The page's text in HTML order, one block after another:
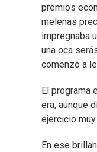
premios
melenas
impregnaba
una oca
comenzó a
El programa
era, aunque
ejercicio
En ese